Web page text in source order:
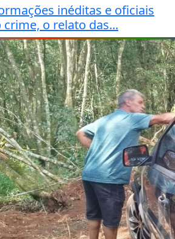
inéditas e oficiais
o relato das...